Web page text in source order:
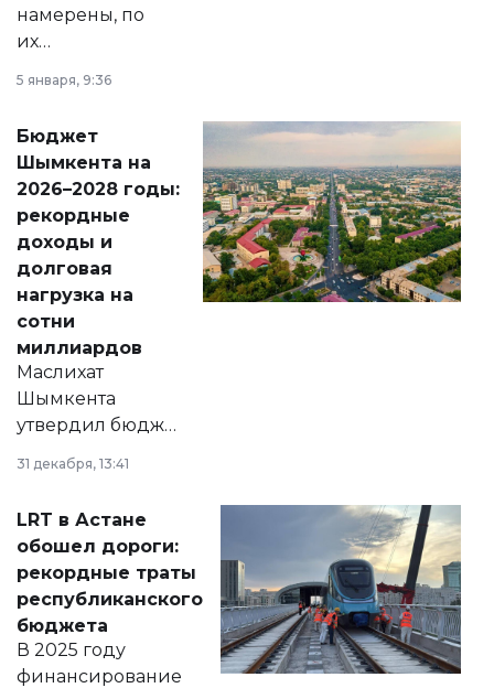
намерены, по
их
принести
народу
Венесуэлы.
5 января, 9:36
Бюджет
Шымкента на
2026–2028 годы:
рекордные
доходы и
долговая
нагрузка на
сотни
миллиардов
Маслихат
Шымкента
утвердил бюджет
города на 2026–
2028 годы.
документ
появился в базе
нормативных
правовых актов и
на сайте маслихат
города.
31 декабря, 13:41
LRT в Астане
обошел дороги:
рекордные траты
республиканского
бюджета
В 2025 году
финансирование